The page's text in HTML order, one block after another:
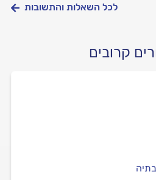
לכל השאלות והתשובות
קרובים